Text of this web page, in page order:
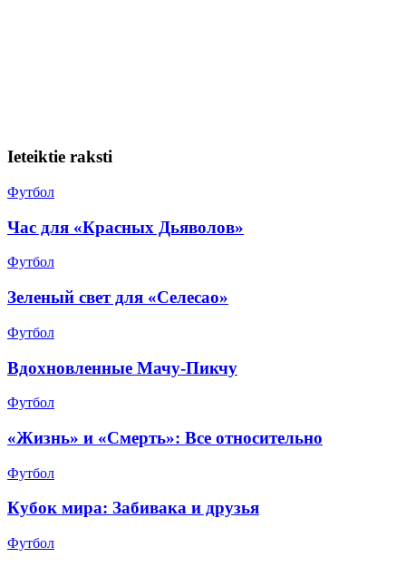
Ieteiktie raksti
Футбол
Час для «Красных Дьяволов»
Футбол
Зеленый свет для «Селесао»
Футбол
Вдохновленные Мачу-Пикчу
Футбол
«Жизнь» и «Смерть»: Все относительно
Футбол
Кубок мира: Забивака и друзья
Футбол